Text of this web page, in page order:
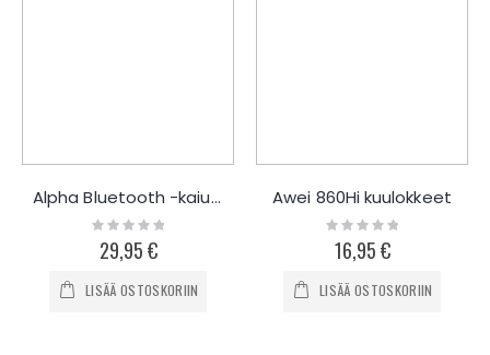
Alpha Bluetooth -kaiutin
Rating:
0%
29,95 €
LISÄÄ OSTOSKORIIN
Awei 860Hi kuulokkeet
Rating:
0%
16,95 €
LISÄÄ OSTOSKORIIN